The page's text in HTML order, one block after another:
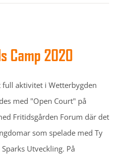
Camp 2020
aktivitet i Wetterbygden
med "Open Court" på
Fritidsgården Forum där det
som spelade med Ty
Utveckling. På